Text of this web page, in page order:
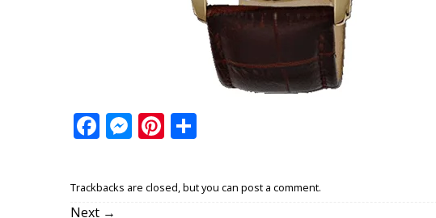
Facebook
Messenger
Pinterest
Trackbacks are closed, but you can post a comment.
Next →